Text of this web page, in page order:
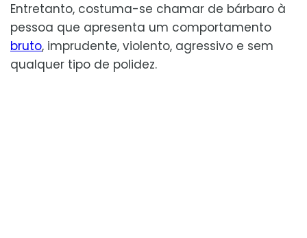
Entretanto, costuma-se chamar de bárbaro à
pessoa que apresenta um comportamento
bruto, imprudente, violento, agressivo e sem
qualquer tipo de polidez.